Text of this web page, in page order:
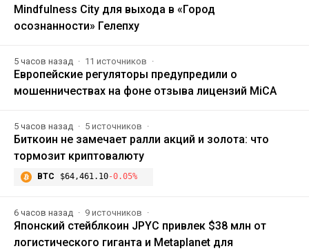
Mindfulness City для выхода в «Город
осознанности» Гелепху
5 часов назад 11 источников
Европейские регуляторы предупредили о
мошенничествах на фоне отзыва лицензий MiCA
5 часов назад 5 источников
Биткоин не замечает ралли акций и золота: что
тормозит криптовалюту
BTC $64,461.10-0.05%
6 часов назад 9 источников
Японский стейблкоин JPYC привлек $38 млн от
логистического гиганта и Metaplanet для